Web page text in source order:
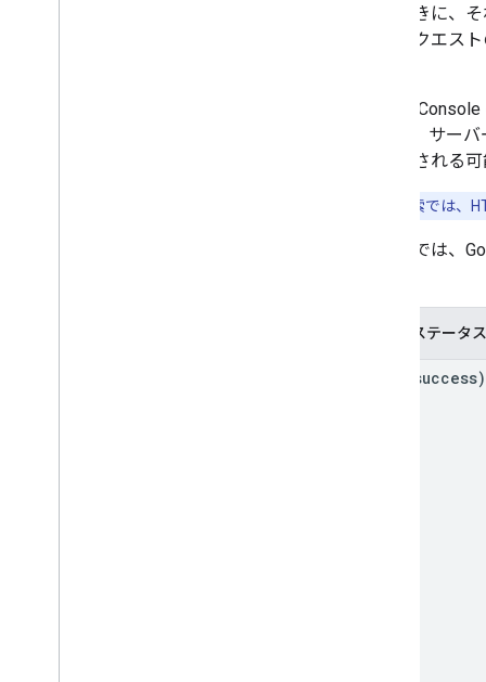
したときに、
合、リクエス
Search Console
します。サー
が検討される
Google 検索では、
次の表では、
HTTP ステータ
2xx (success)